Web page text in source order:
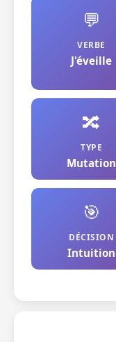
💬
VERBE
J'éveille
🔀
TYPE
Mutation
🎯
DÉCISION
Intuition